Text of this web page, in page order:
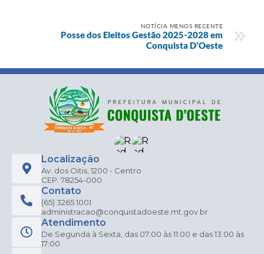
NOTÍCIA MENOS RECENTE
Posse dos Eleitos Gestão 2025-2028 em
Conquista D’Oeste
Localização
Av. dos Oitis, 1200 - Centro
CEP: 78254-000
Contato
(65) 3265 1001
administracao@conquistadoeste.mt.gov.br
Atendimento
De Segunda à Sexta, das 07:00 às 11:00 e das 13:00 às
17:00.